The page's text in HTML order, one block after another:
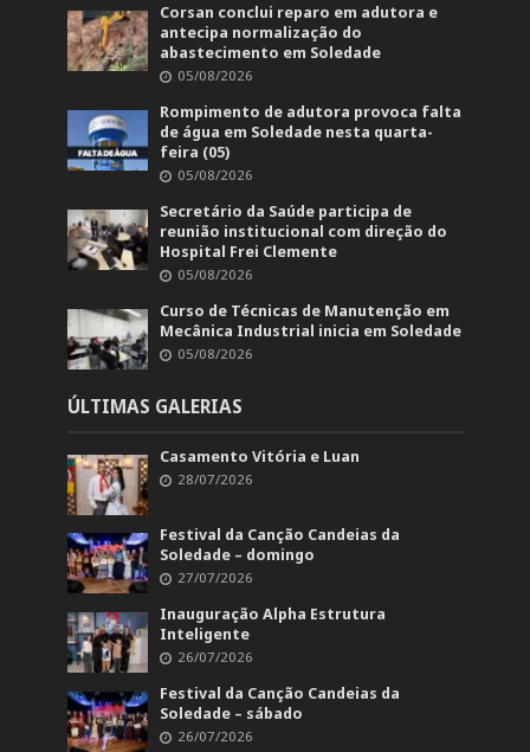
Corsan conclui reparo em adutora e
antecipa normalização do
abastecimento em Soledade
05/08/2026
Rompimento de adutora provoca falta
de água em Soledade nesta quarta-
feira (05)
05/08/2026
Secretário da Saúde participa de
reunião institucional com direção do
Hospital Frei Clemente
05/08/2026
Curso de Técnicas de Manutenção em
Mecânica Industrial inicia em Soledade
05/08/2026
ÚLTIMAS GALERIAS
Casamento Vitória e Luan
28/07/2026
Festival da Canção Candeias da
Soledade – domingo
27/07/2026
Inauguração Alpha Estrutura
Inteligente
26/07/2026
Festival da Canção Candeias da
Soledade – sábado
26/07/2026